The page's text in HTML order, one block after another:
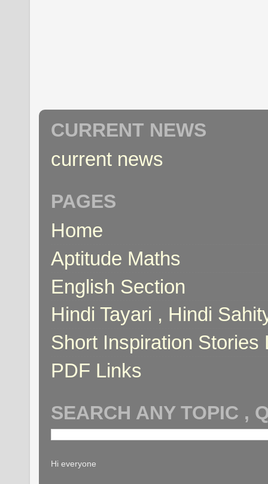
CURRENT NEWS
current news
PAGES
Home
Aptitude Maths
English Section
Hindi Tayari , Hindi
Short Inspiration Stories
PDF Links
SEARCH ANY TOPIC ,
Hi everyone